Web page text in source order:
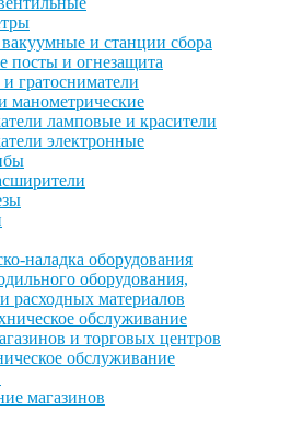
и станции сбора
посты и огнезащита
гратосниматели
манометрические
ламповые и красители
электронные
наладка оборудования
оборудования,
расходных материалов
обслуживание
и торговых центров
обслуживание
магазинов